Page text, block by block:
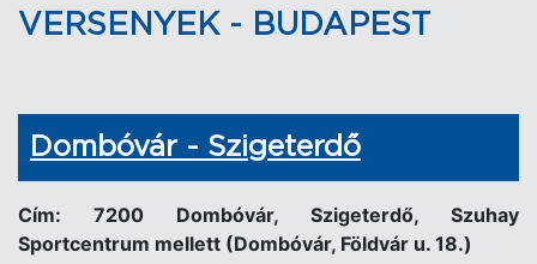
VERSENYEK - BUDAPEST
Dombóvár - Szigeterdő
Cím: 7200 Dombóvár, Szigeterdő, Szuhay
Sportcentrum mellett (Dombóvár, Földvár u. 18.)